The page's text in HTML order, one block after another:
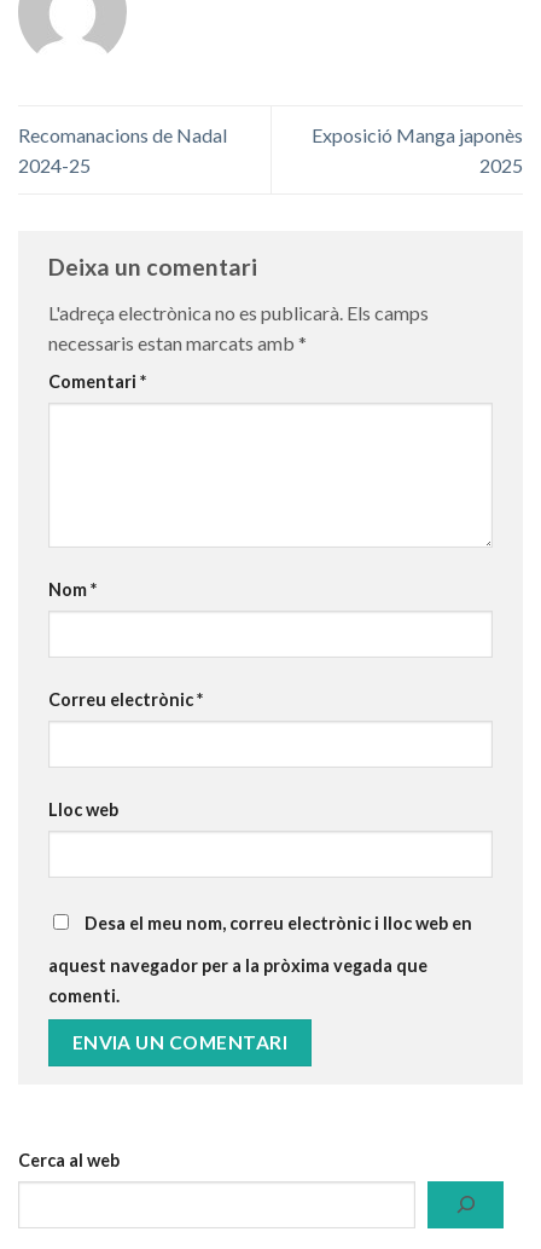
Recomanacions de Nadal
2024-25
Exposició Manga japonès
2025
Deixa un comentari
L'adreça electrònica no es publicarà. Els camps
necessaris estan marcats amb *
Comentari *
Nom*
Correu electrònic*
Lloc web
Desa el meu nom, correu electrònic i lloc web en
aquest navegador per a la pròxima vegada que
comenti.
Cerca al web